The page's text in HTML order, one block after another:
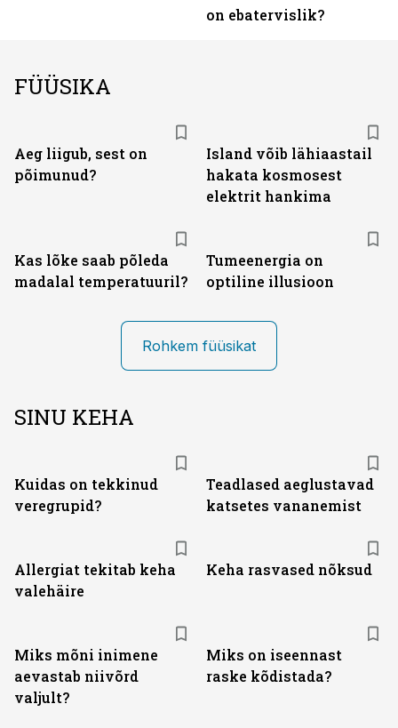
on ebatervislik?
FÜÜSIKA
Aeg liigub, sest on
põimunud?
Island võib lähiaastail
hakata kosmosest
elektrit hankima
Kas lõke saab põleda
madalal temperatuuril?
Tumeenergia on
optiline illusioon
Rohkem füüsikat
SINU KEHA
Kuidas on tekkinud
veregrupid?
Teadlased aeglustavad
katsetes vananemist
Allergiat tekitab keha
valehäire
Keha rasvased nõksud
Miks mõni inimene
aevastab niivõrd
valjult?
Miks on iseennast
raske kõdistada?